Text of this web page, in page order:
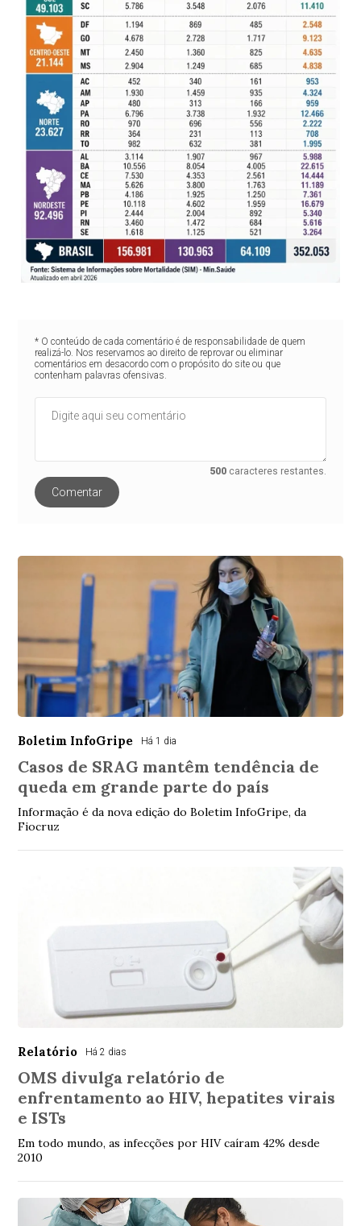
* O conteúdo de cada comentário é de responsabilidade de quem
realizá-lo. Nos reservamos ao direito de reprovar ou eliminar
comentários em desacordo com o propósito do site ou que
contenham palavras ofensivas.
500 caracteres restantes.
Comentar
Boletim InfoGripe Há 1 dia
Casos de SRAG mantêm tendência de
queda em grande parte do país
Informação é da nova edição do Boletim InfoGripe, da
Fiocruz
Relatório Há 2 dias
OMS divulga relatório de
enfrentamento ao HIV, hepatites virais
e ISTs
Em todo mundo, as infecções por HIV caíram 42% desde
2010